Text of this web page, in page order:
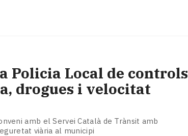
Policia Local de controls
drogues i velocitat
amb el Servei Català de Trànsit amb
viària al municipi